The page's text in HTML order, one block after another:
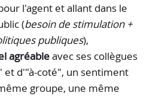
l'agent et allant dans le
(besoin de stimulation +
publiques),
agréableavec ses collègues
et d'"à-coté", un sentiment
groupe, une même